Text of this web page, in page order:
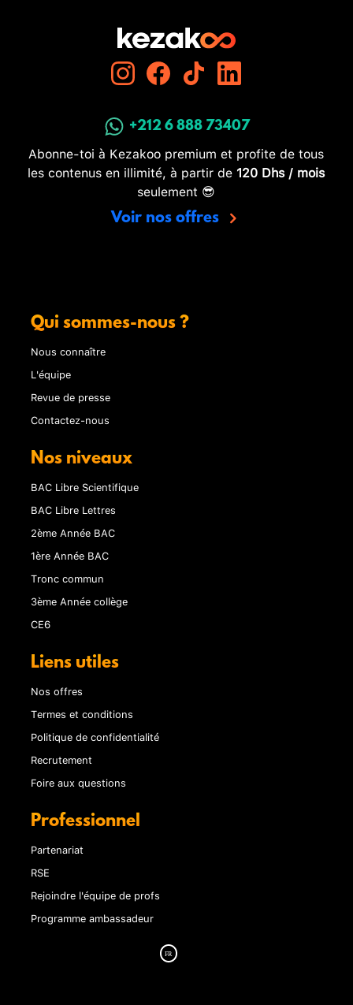
+212 6 888 73407
Abonne-toi à Kezakoo premium et profite de tous
les contenus en illimité, à partir de 120 Dhs / mois
seulement 😎
Voir nos offres
Qui sommes-nous ?
Nous connaître
L'équipe
Revue de presse
Contactez-nous
Nos niveaux
BAC Libre Scientifique
BAC Libre Lettres
2ème Année BAC
1ère Année BAC
Tronc commun
3ème Année collège
CE6
Liens utiles
Nos offres
Termes et conditions
Politique de confidentialité
Recrutement
Foire aux questions
Professionnel
Partenariat
RSE
Rejoindre l'équipe de profs
Programme ambassadeur